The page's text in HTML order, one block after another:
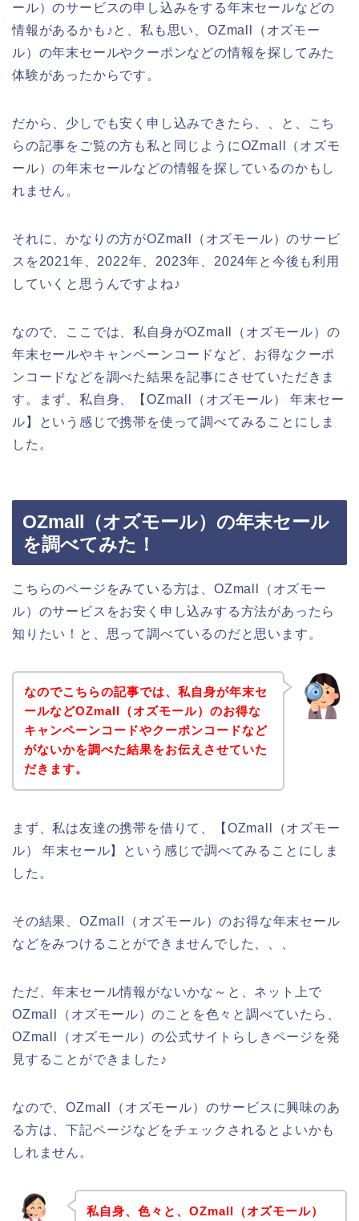
ール）のサービスの申し込みをする年末セールなどの
情報があるかも♪と、私も思い、OZmall（オズモー
ル）の年末セールやクーポンなどの情報を探してみた
体験があったからです。
だから、少しでも安く申し込みできたら、、と、こち
らの記事をご覧の方も私と同じようにOZmall（オズモ
ール）の年末セールなどの情報を探しているのかもし
れません。
それに、かなりの方がOZmall（オズモール）のサービ
スを2021年、2022年、2023年、2024年と今後も利用
していくと思うんですよね♪
なので、ここでは、私自身がOZmall（オズモール）の
年末セールやキャンペーンコードなど、お得なクーポ
ンコードなどを調べた結果を記事にさせていただきま
す。まず、私自身、【OZmall（オズモール） 年末セー
ル】という感じで携帯を使って調べてみることにしま
した。
OZmall（オズモール）の年末セール
を調べてみた！
こちらのページをみている方は、OZmall（オズモー
ル）のサービスをお安く申し込みする方法があったら
知りたい！と、思って調べているのだと思います。
なのでこちらの記事では、私自身が年末セ
ールなどOZmall（オズモール）のお得な
キャンペーンコードやクーポンコードなど
がないかを調べた結果をお伝えさせていた
だきます。
まず、私は友達の携帯を借りて、【OZmall（オズモー
ル） 年末セール】という感じで調べてみることにしま
した。
その結果、OZmall（オズモール）のお得な年末セール
などをみつけることができませんでした、、、
ただ、年末セール情報がないかな～と、ネット上で
OZmall（オズモール）のことを色々と調べていたら、
OZmall（オズモール）の公式サイトらしきページを発
見することができました♪
なので、OZmall（オズモール）のサービスに興味のあ
る方は、下記ページなどをチェックされるとよいかも
しれません。
私自身、色々と、OZmall（オズモール）